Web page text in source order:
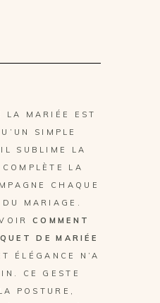
LA MARIÉE EST
SIMPLE
SUBLIME LA
LA
CHAQUE
MARIAGE.
COMMENT
DE MARIÉE
ÉLÉGANCE N’A
CE GESTE
POSTURE,